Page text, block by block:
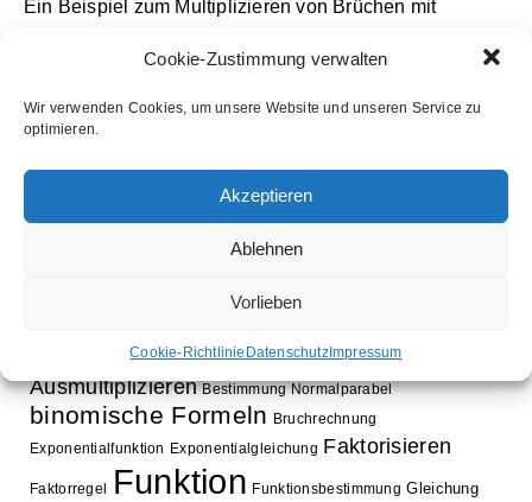
Cookie-Zustimmung verwalten
Wir verwenden Cookies, um unsere Website und unseren Service zu
optimieren.
Akzeptieren
Ablehnen
Vorlieben
Cookie-Richtlinie DatenschutzImpressum
Ein Beispiel zum Multiplizieren von Brüchen mit
bevor multipliziert wird.
Schlagwörter
Aufleitung Ausklammern
Ausmultiplizieren Bestimmung Normalparabel
binomische Formeln Bruchrechnung
Exponentialfunktion Exponentialgleichung Faktorisieren
Faktorregel Funktion Funktionsbestimmung Gleichung